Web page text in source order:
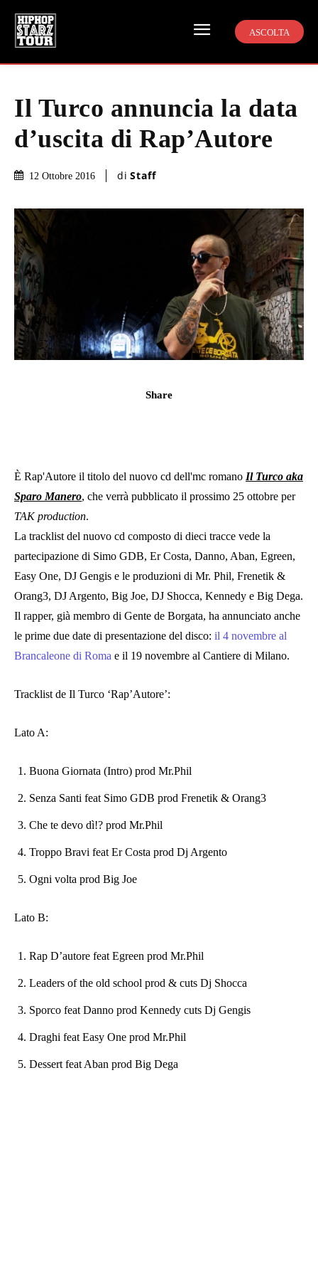
ASCOLTA
Il Turco annuncia la data
d’uscita di Rap’Autore
12 Ottobre 2016 di Staff
Share
È Rap'Autore il titolo del nuovo cd dell'mc romano Il Turco aka
Sparo Manero, che verrà pubblicato il prossimo 25 ottobre per
TAK production.
La tracklist del nuovo cd composto di dieci tracce vede la
partecipazione di Simo GDB, Er Costa, Danno, Aban, Egreen,
Easy One, DJ Gengis e le produzioni di Mr. Phil, Frenetik &
Orang3, DJ Argento, Big Joe, DJ Shocca, Kennedy e Big Dega.
Il rapper, già membro di Gente de Borgata, ha annunciato anche
le prime due date di presentazione del disco: il 4 novembre al
Brancaleone di Roma e il 19 novembre al Cantiere di Milano.
Tracklist de Il Turco ‘Rap’Autore’:
Lato A:
Buona Giornata (Intro) prod Mr.Phil
Senza Santi feat Simo GDB prod Frenetik & Orang3
Che te devo dì!? prod Mr.Phil
Troppo Bravi feat Er Costa prod Dj Argento
Ogni volta prod Big Joe
Lato B:
Rap D’autore feat Egreen prod Mr.Phil
Leaders of the old school prod & cuts Dj Shocca
Sporco feat Danno prod Kennedy cuts Dj Gengis
Draghi feat Easy One prod Mr.Phil
Dessert feat Aban prod Big Dega